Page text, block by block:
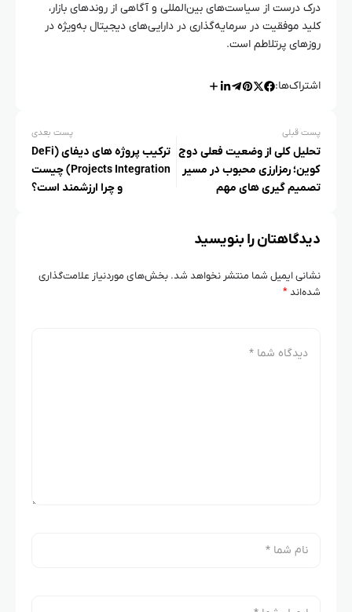
درک درست از سیاست‌های بین‌المللی و آگاهی از روندهای بازار،
کلید موفقیت در سرمایه‌گذاری در دارایی‌های دیجیتال به‌ویژه در
روزهای پرتلاطم است.
اشتراک‌ها:
پست قبلی
تحلیل کلی از وضعیت فعلی دوج
کوین؛ رمزارزی محبوب در مسیر
تصمیم‌ گیری‌ های مهم
پست بعدی
ترکیب پروژه‌ های دیفای (DeFi
Projects Integration) چیست
و چرا ارزشمند است؟
دیدگاهتان را بنویسید
نشانی ایمیل شما منتشر نخواهد شد. بخش‌های موردنیاز علامت‌گذاری
شده‌اند*